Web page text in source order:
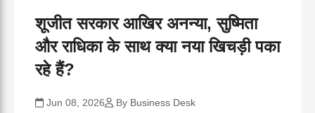
शूजीत सरकार आखिर अनन्या, सुष्मिता
और राधिका के साथ क्या नया खिचड़ी पका
रहे हैं?
Jun 08, 2026 By Business Desk